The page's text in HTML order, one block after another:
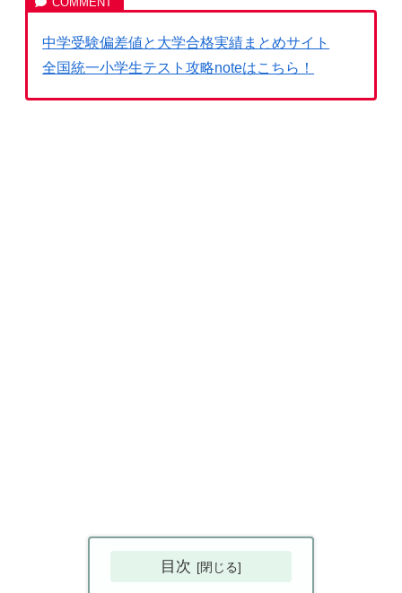
中学受験偏差値と大学合格実績まとめサイト
全国統一小学生テスト攻略noteはこちら！
目次